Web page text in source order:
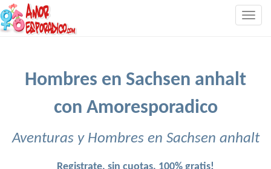
Hombres en Sachsen anhalt
con Amoresporadico
Aventuras y Hombres en Sachsen anhalt